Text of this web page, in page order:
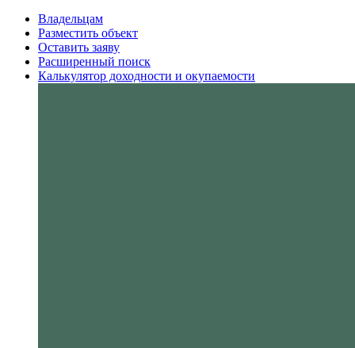
Владельцам
Разместить объект
Оставить заяву
Расширенный поиск
Калькулятор доходности и окупаемости